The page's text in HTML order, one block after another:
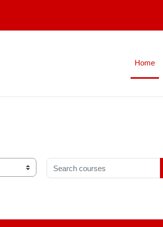
Home
Search courses